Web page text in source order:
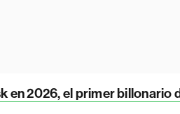
en 2026, el primer billonario